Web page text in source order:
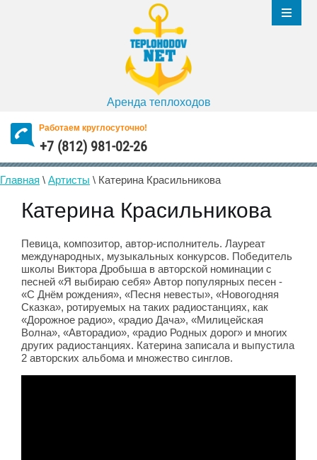
Аренда теплоходов
Работаем круглосуточно!
+7 (812) 981-02-26
Главная \ Артисты \ Катерина Красильникова
Катерина Красильникова
Певица, композитор, автор-исполнитель. Лауреат
международных, музыкальных конкурсов. Победитель
школы Виктора Дробыша в авторской номинации с
песней «Я выбираю себя» Автор популярных песен -
«С Днём рождения», «Песня невесты», «Новогодняя
Сказка», ротируемых на таких радиостанциях, как
«Дорожное радио», «радио Дача», «Милицейская
Волна», «Авторадио», «радио Родных дорог» и многих
других радиостанциях. Катерина записала и выпустила
2 авторских альбома и множество синглов.